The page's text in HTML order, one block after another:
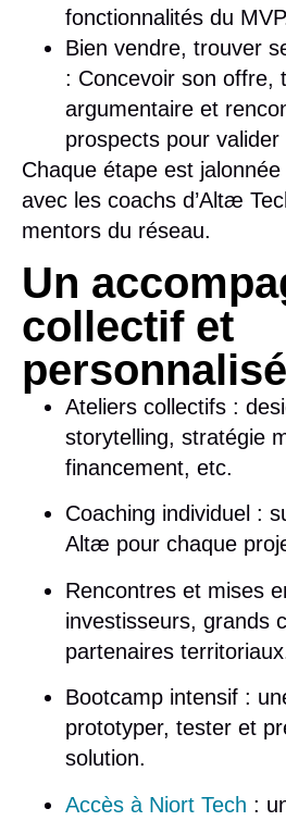
fonctionnalités du
Bien vendre, trouver
: Concevoir son offre,
argumentaire et
prospects pour valider
Chaque étape est jalonnée
avec les coachs d’Altæ
mentors du réseau.
Un
collectif et
personnalisé
Ateliers collectifs :
storytelling, stratégie
financement, etc.
Coaching individuel :
Altæ pour chaque
Rencontres et mises
investisseurs, grands
partenaires
Bootcamp intensif :
prototyper, tester et
solution.
Accès à Niort Tech :